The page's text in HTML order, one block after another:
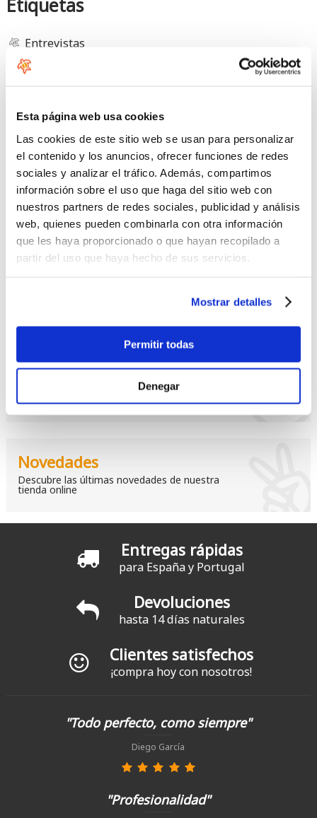
Esta página web usa cookies
Las cookies de este sitio web se usan para personalizar
el contenido y los anuncios, ofrecer funciones de redes
sociales y analizar el tráfico. Además, compartimos
información sobre el uso que haga del sitio web con
nuestros partners de redes sociales, publicidad y análisis
web, quienes pueden combinarla con otra información
que les haya proporcionado o que hayan recopilado a
partir del uso que haya hecho de sus servicios.
Mostrar detalles
Permitir todas
Denegar
Etiquetas
Entrevistas
Eventos
Reviews de Productos: Foil
Reviews de Productos: SUP
Seguridad
SUP en General
Tutoriales
Wingfoil en General
Consulta todas las ofertas disponibles
Elige tu 1ª tabla
Consejos para acertar con tu tabla
Novedades
Descubre las últimas novedades de nuestra
tienda online
Entregas rápidas
para España y Portugal
Devoluciones
hasta 14 días naturales
Clientes satisfechos
¡compra hoy con nosotros!
"Todo perfecto, como siempre"
Diego García
"Profesionalidad"